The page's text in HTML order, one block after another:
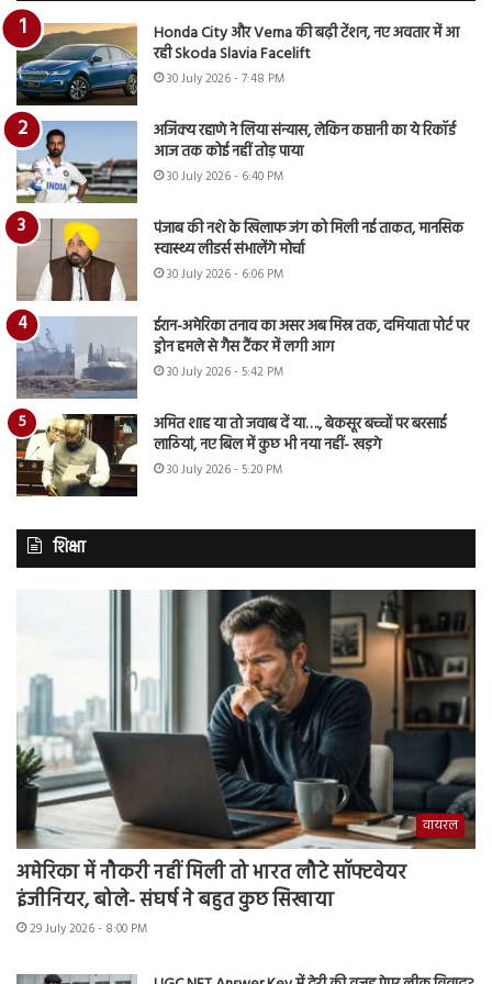
Honda City और Verna की बढ़ी टेंशन, नए अवतार में आ
रही Skoda Slavia Facelift
30 July 2026 - 7:48 PM
अजिंक्य रहाणे ने लिया संन्यास, लेकिन कप्तानी का ये रिकॉर्ड
आज तक कोई नहीं तोड़ पाया
30 July 2026 - 6:40 PM
पंजाब की नशे के खिलाफ जंग को मिली नई ताकत, मानसिक
स्वास्थ्य लीडर्स संभालेंगे मोर्चा
30 July 2026 - 6:06 PM
ईरान-अमेरिका तनाव का असर अब मिस्र तक, दमियाता पोर्ट पर
ड्रोन हमले से गैस टैंकर में लगी आग
30 July 2026 - 5:42 PM
अमित शाह या तो जवाब दें या…., बेकसूर बच्चों पर बरसाई
लाठियां, नए बिल में कुछ भी नया नहीं- खड़गे
30 July 2026 - 5:20 PM
शिक्षा
वायरल
अमेरिका में नौकरी नहीं मिली तो भारत लौटे सॉफ्टवेयर
इंजीनियर, बोले- संघर्ष ने बहुत कुछ सिखाया
29 July 2026 - 8:00 PM